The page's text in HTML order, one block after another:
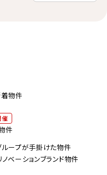
物件
催
件
ープが手掛けた物件
ベーションブランド物件